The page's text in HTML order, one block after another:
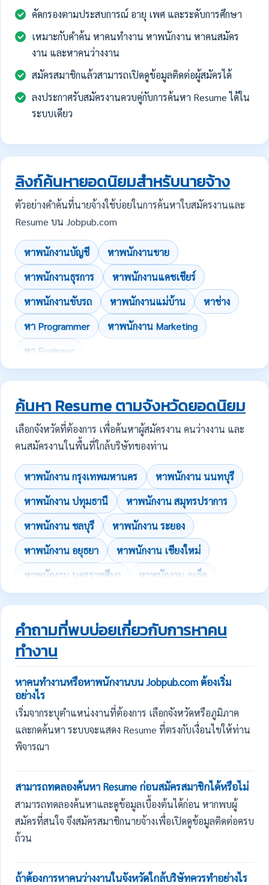
คัดกรองตามประสบการณ์ อายุ เพศ และระดับการศึกษา
เหมาะกับคำค้น หาคนทำงาน หาพนักงาน หาคนสมัคร
งาน และหาคนว่างงาน
สมัครสมาชิกแล้วสามารถเปิดดูข้อมูลติดต่อผู้สมัครได้
ลงประกาศรับสมัครงานควบคู่กับการค้นหา Resume ได้ใน
ระบบเดียว
ลิงก์ค้นหายอดนิยมสำหรับนายจ้าง
ตัวอย่างคำค้นที่นายจ้างใช้บ่อยในการค้นหาใบสมัครงานและ
Resume บน Jobpub.com
หาพนักงานบัญชี
หาพนักงานขาย
หาพนักงานธุรการ
หาพนักงานแคชเชียร์
หาพนักงานขับรถ
หาพนักงานแม่บ้าน
หาช่าง
หา Programmer
หาพนักงาน Marketing
หา Engineer
ค้นหา Resume ตามจังหวัดยอดนิยม
เลือกจังหวัดที่ต้องการ เพื่อค้นหาผู้สมัครงาน คนว่างงาน และ
คนสมัครงานในพื้นที่ใกล้บริษัทของท่าน
หาพนักงาน กรุงเทพมหานคร
หาพนักงาน นนทบุรี
หาพนักงาน ปทุมธานี
หาพนักงาน สมุทรปราการ
หาพนักงาน ชลบุรี
หาพนักงาน ระยอง
หาพนักงาน อยุธยา
หาพนักงาน เชียงใหม่
หาพนักงาน นครราชสีมา
หาพนักงาน ภูเก็ต
คำถามที่พบบ่อยเกี่ยวกับการหาคน
ทำงาน
หาคนทำงานหรือหาพนักงานบน Jobpub.com ต้องเริ่ม
อย่างไร
เริ่มจากระบุตำแหน่งงานที่ต้องการ เลือกจังหวัดหรือภูมิภาค
และกดค้นหา ระบบจะแสดง Resume ที่ตรงกับเงื่อนไขให้ท่าน
พิจารณา
สามารถทดลองค้นหา Resume ก่อนสมัครสมาชิกได้หรือไม่
สามารถทดลองค้นหาและดูข้อมูลเบื้องต้นได้ก่อน หากพบผู้
สมัครที่สนใจ จึงสมัครสมาชิกนายจ้างเพื่อเปิดดูข้อมูลติดต่อครบ
ถ้วน
ถ้าต้องการหาคนว่างงานในจังหวัดใกล้บริษัทควรทำอย่างไร